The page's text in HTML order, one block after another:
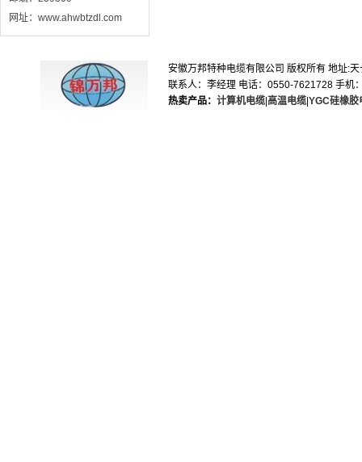
网址：www.ahwbtzdl.com
安徽万邦特种电缆有限公司 版权所有 地址:
联系人：李经理 电话：0550-7621728 手
热卖产品： 计算机电缆 高温电缆 YGC硅橡胶